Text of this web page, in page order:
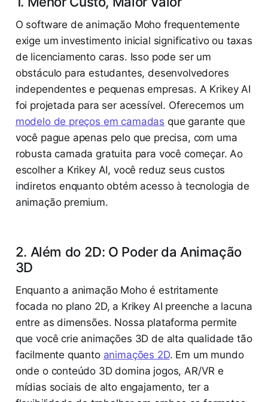
O software de animação Moho frequentemente
exige um investimento inicial significativo ou taxas
de licenciamento caras. Isso pode ser um
obstáculo para estudantes, desenvolvedores
independentes e pequenas empresas. A Krikey AI
foi projetada para ser acessível. Oferecemos um
modelo de preços em camadas que garante que
você pague apenas pelo que precisa, com uma
robusta camada gratuita para você começar. Ao
escolher a Krikey AI, você reduz seus custos
indiretos enquanto obtém acesso à tecnologia de
animação premium.
2. Além do 2D: O Poder da Animação
3D
Enquanto a animação Moho é estritamente
focada no plano 2D, a Krikey AI preenche a lacuna
entre as dimensões. Nossa plataforma permite
que você crie animações 3D de alta qualidade tão
facilmente quanto animações 2D. Em um mundo
onde o conteúdo 3D domina jogos, AR/VR e
mídias sociais de alto engajamento, ter a